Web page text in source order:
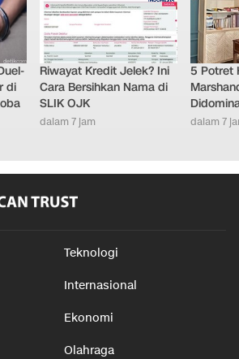
di
Riwayat Kredit Jelek? Ini
Cara Bersihkan Nama di
SLIK OJK
dalam 7 jam
5 Potret
dalam 7
Teknologi
Internasional
Ekonomi
Olahraga